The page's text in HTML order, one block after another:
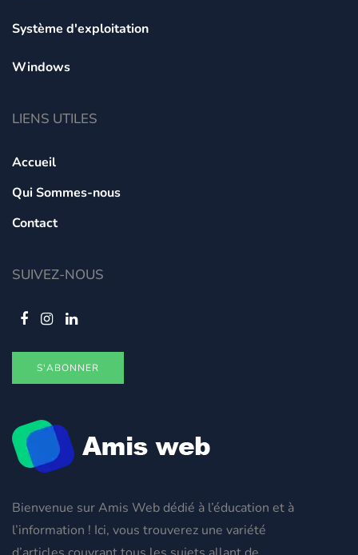
Bienvenue sur Amis Web dédié à l’éducation et à
l’information ! Ici, vous trouverez une variété
Système d'exploitation
Windows
LIENS UTILES
Accueil
Qui Sommes-nous
Contact
SUIVEZ-NOUS
S'ABONNER